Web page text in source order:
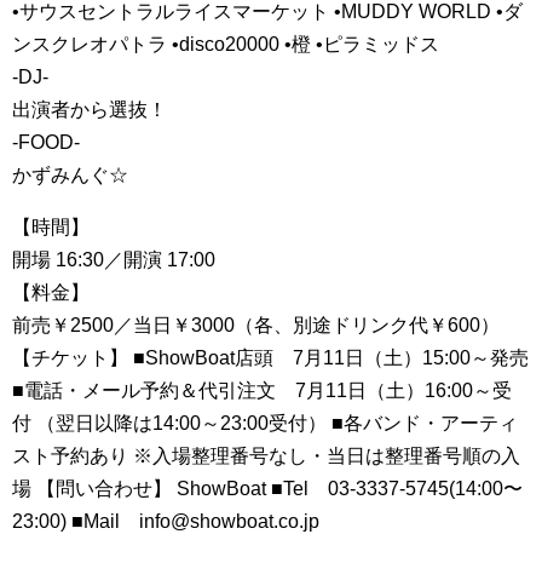
•サウスセントラルライスマーケット •MUDDY WORLD •ダ
ンスクレオパトラ •disco20000 •橙 •ピラミッドス
-DJ-
出演者から選抜！
-FOOD-
かずみんぐ☆
【時間】
開場 16:30／開演 17:00
【料金】
前売￥2500／当日￥3000（各、別途ドリンク代￥600）
【チケット】 ■ShowBoat店頭 7月11日（土）15:00～発売
■電話・メール予約＆代引注文 7月11日（土）16:00～受
付 （翌日以降は14:00～23:00受付） ■各バンド・アーティ
スト予約あり ※入場整理番号なし・当日は整理番号順の入
場 【問い合わせ】 ShowBoat ■Tel 03-3337-5745(14:00〜
23:00) ■Mail info@showboat.co.jp